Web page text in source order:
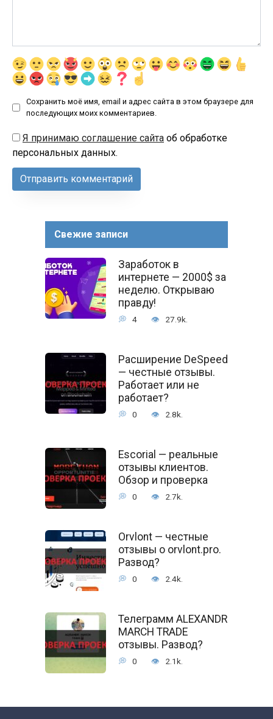
Сохранить моё имя, email и адрес сайта в этом браузере для
последующих моих комментариев.
Я принимаю соглашение сайта об обработке
персональных данных.
Свежие записи
Заработок в
интернете — 2000$ за
неделю. Открываю
правду!
4 27.9k.
Расширение DeSpeed
— честные отзывы.
Работает или не
работает?
0 2.8k.
Escorial — реальные
отзывы клиентов.
Обзор и проверка
0 2.7k.
Orvlont — честные
отзывы о orvlont.pro.
Развод?
0 2.4k.
Телеграмм ALEXANDR
MARCH TRADE
отзывы. Развод?
0 2.1k.